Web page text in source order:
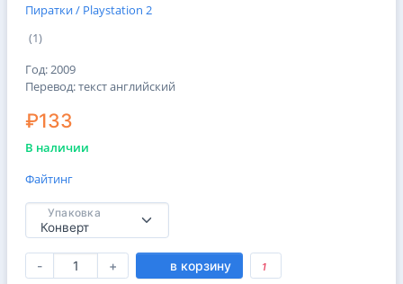
Пиратки / Playstation 2
(1)
Год: 2009
Перевод: текст английский
₽133
В наличии
Файтинг
Упаковка
- + в корзину 1